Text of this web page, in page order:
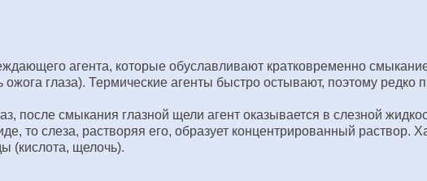
агента, которые обуславливают кратковременно
глаза). Термические агенты быстро остывают, поэтому редко
после смыкания глазной щели агент оказывается в слезной
то слеза, растворяя его, образует концентрированный раствор.
(кислота, щелочь).